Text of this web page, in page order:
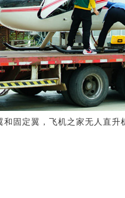
固定翼，飞机之家无人直升